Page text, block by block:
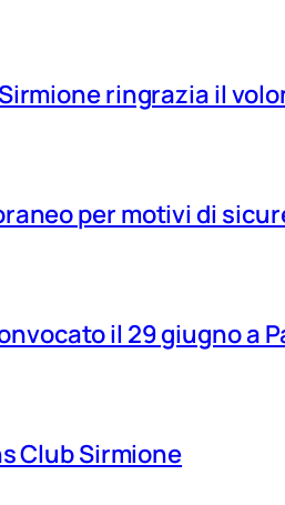
ringrazia il
per motivi di
il 29 giugno a
Club Sirmione